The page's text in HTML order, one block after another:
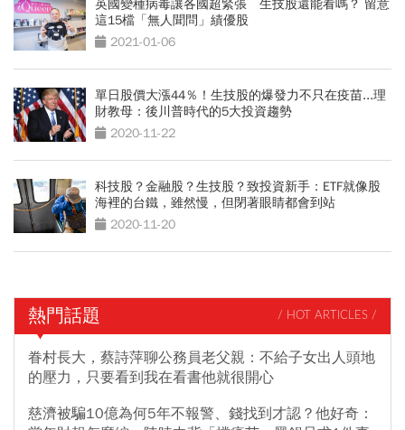
英國變種病毒讓各國超緊張 生技股還能看嗎？ 留意
這15檔「無人聞問」績優股
2021-01-06
單日股價大漲44％！生技股的爆發力不只在疫苗...理
財教母：後川普時代的5大投資趨勢
2020-11-22
科技股？金融股？生技股？致投資新手：ETF就像股
海裡的台鐵，雖然慢，但閉著眼睛都會到站
2020-11-20
熱門話題 / HOT ARTICLES /
眷村長大，蔡詩萍聊公務員老父親：不給子女出人頭地
的壓力，只要看到我在看書他就很開心
慈濟被騙10億為何5年不報警、錢找到才認？他好奇：